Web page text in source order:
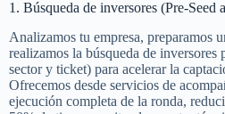
1. Búsqueda de inversores (Pre-Seed
Analizamos tu empresa, preparamos
realizamos la búsqueda de inversores
sector y ticket) para acelerar la
Ofrecemos desde servicios de
ejecución completa de la ronda,